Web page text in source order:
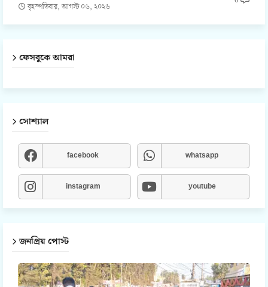
বৃহস্পতিবার, আগস্ট ০৬, ২০২৬
ফেসবুকে আমরা
সোশ্যাল
facebook whatsapp
instagram youtube
জনপ্রিয় পোস্ট